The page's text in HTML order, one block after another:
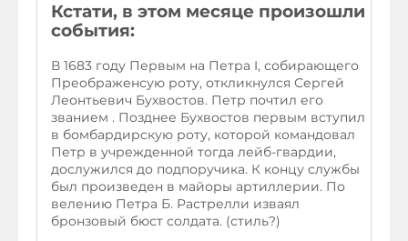
Кстати, в этом месяце произошли
события:
В 1683 году Первым на Петра I, собирающего
Преображенсую роту, откликнулся Сергей
Леонтьевич Бухвостов. Петр почтил его
званием . Позднее Бухвостов первым вступил
в бомбардирскую роту, которой командовал
Петр в учрежденной тогда лейб-гвардии,
дослужился до подпоручика. К концу службы
был произведен в майоры артиллерии. По
велению Петра Б. Растрелли изваял
бронзовый бюст солдата. (стиль?)